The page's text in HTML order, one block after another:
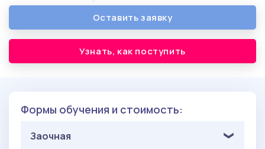
Оставить заявку
Узнать, как поступить
Формы обучения и стоимость:
Заочная